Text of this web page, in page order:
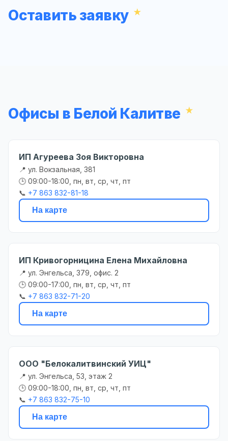
Оставить заявку
Офисы в Белой Калитве
ИП Агуреева Зоя Викторовна
📍 ул. Вокзальная, 381
🕒 09:00-18:00, пн, вт, ср, чт, пт
📞 +7 863 832-81-18
На карте
ИП Кривогорницина Елена Михайловна
📍 ул. Энгельса, 379, офис. 2
🕒 09:00-17:00, пн, вт, ср, чт, пт
📞 +7 863 832-71-20
На карте
ООО "Белокалитвинский УИЦ"
📍 ул. Энгельса, 53, этаж 2
🕒 09:00-18:00, пн, вт, ср, чт, пт
📞 +7 863 832-75-10
На карте